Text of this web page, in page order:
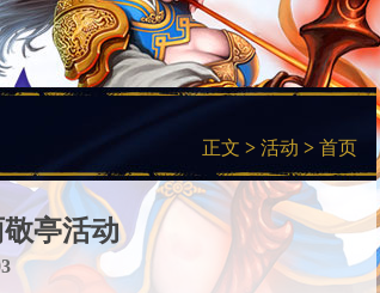
正文 > 活动 > 首页
亭活动